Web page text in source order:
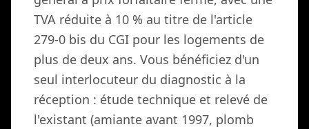
TVA réduite à 10 % au titre de l'article
279-0 bis du CGI pour les logements de
plus de deux ans. Vous bénéficiez d'un
seul interlocuteur du diagnostic à la
réception : étude technique et relevé de
l'existant (amiante avant 1997, plomb